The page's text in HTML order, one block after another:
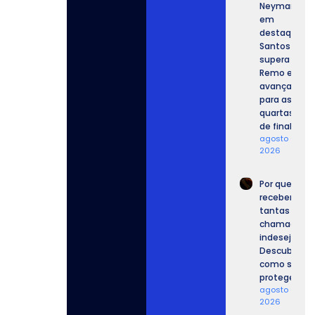
Neymar
em
destaque,
Santos
supera o
Remo e
avança
para as
quartas
de final.
agosto 6,
2026
Por que
recebemos
tantas
chamadas
Descubra
como se
proteger.
agosto 6,
2026